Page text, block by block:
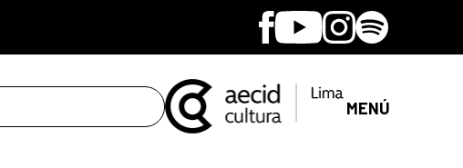
Facebook
YoutubeInstagram
Spotify
MENÚ